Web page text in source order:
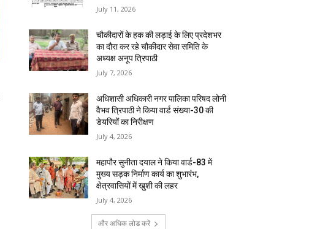
July 11, 2026
चौकीदारों के हक की लड़ाई के लिए प्रदेशभर
का दौरा कर रहे चौकीदार सेवा समिति के
अध्यक्ष अनूप त्रिपाठी
July 7, 2026
अधिशासी अधिकारी नगर पालिका परिषद लोनी
वैभव त्रिपाठी ने किया वार्ड संख्या-30 की
डेयरियों का निरीक्षण
July 4, 2026
महापौर सुनीता दयाल ने किया वार्ड-83 में
मुख्य सड़क निर्माण कार्य का शुभारंभ,
क्षेत्रवासियों में खुशी की लहर
July 4, 2026
और अधिक लोड करें